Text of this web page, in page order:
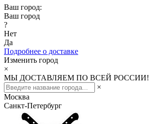
Ваш город:
Ваш город
?
Нет
Да
Подробнее о доставке
Изменить город
×
МЫ ДОСТАВЛЯЕМ ПО ВСЕЙ РОССИИ!
×
Москва
Санкт-Петербург